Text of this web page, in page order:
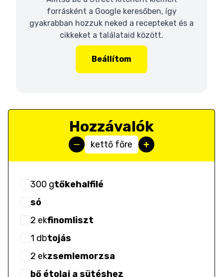
forrásként a Google keresőben, így
gyakrabban hozzuk neked a recepteket és a
cikkeket a találataid között.
Beállítom
Hozzávalók
kettő főre
300 gtőkehalfilé
só
2 ekfinomliszt
1 dbtojás
2 ekzsemlemorzsa
bő étolaj a sütéshez